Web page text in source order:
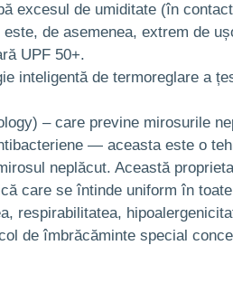
excesul de umiditate (în
de asemenea, extrem de
UPF 50+.
inteligentă de termoreglare a
– care previne mirosurile
— aceasta este o
neplăcut. Această
care se întinde uniform în
respirabilitatea,
de îmbrăcăminte special